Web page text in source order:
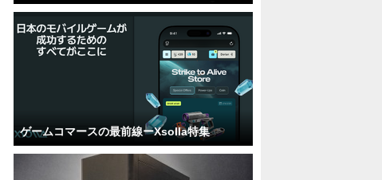
ゲームコマースの最前線ーXsolla特集